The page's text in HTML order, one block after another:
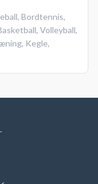
, Bordtennis,
, Volleyball,
, Kegle,